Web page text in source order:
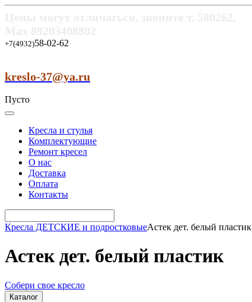
+7(4932)58-02-62
kreslo-37@ya.ru
Пусто
Кресла и стулья
Комплектующие
Ремонт кресел
О нас
Доставка
Оплата
Контакты
Кресла ДЕТСКИЕ и подростковыеАстек дет. белый пластик
Астек дет. белый пластик
Собери свое кресло
Каталог